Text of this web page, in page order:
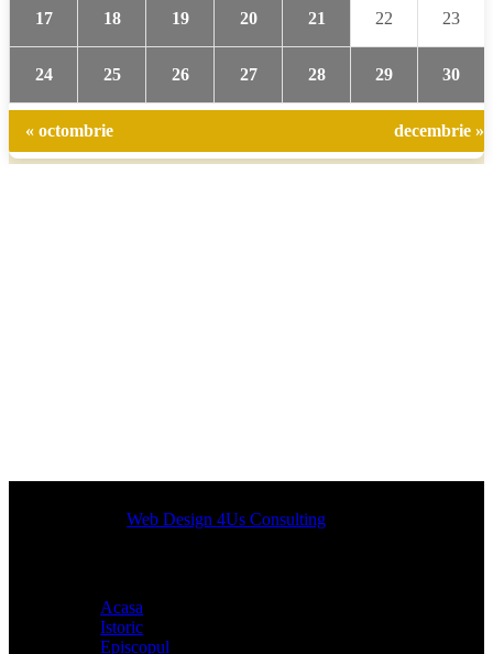
17 18 19 20 21 22 23
24 25 26 27 28 29 30
« octombrie decembrie »
Designed byWeb Design 4Us Consulting
Acasa
Istoric
Episcopul